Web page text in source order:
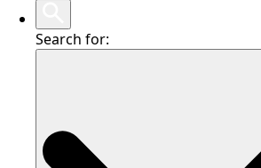
Search for: